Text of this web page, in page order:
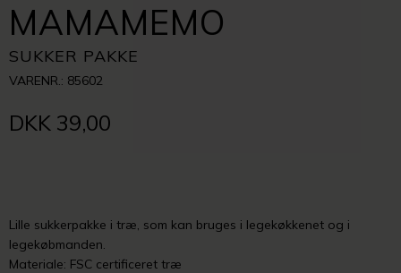
MAMAMEMO
SUKKER PAKKE
VARENR.: 85602
DKK 39,00
Lille sukkerpakke i træ, som kan bruges i legekøkkenet og i
legekøbmanden.
Materiale: FSC certificeret træ